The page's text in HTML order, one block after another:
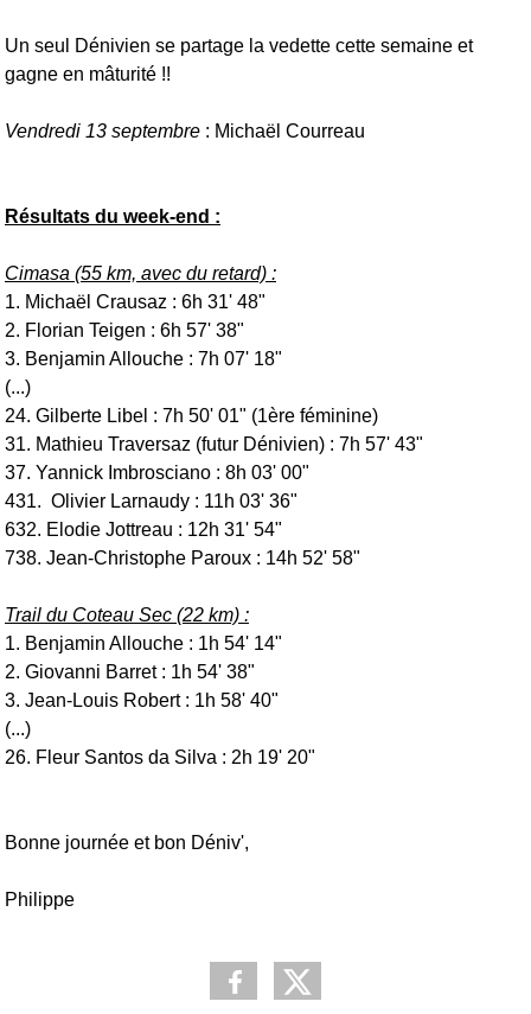
Un seul Dénivien se partage la vedette cette semaine et
gagne en mâturité !!
Vendredi 13 septembre : Michaël Courreau
Résultats du week-end :
Cimasa (55 km, avec du retard) :
1. Michaël Crausaz : 6h 31' 48"
2. Florian Teigen : 6h 57' 38"
3. Benjamin Allouche : 7h 07' 18"
(...)
24. Gilberte Libel : 7h 50' 01" (1ère féminine)
31. Mathieu Traversaz (futur Dénivien) : 7h 57' 43"
37. Yannick Imbrosciano : 8h 03' 00"
431. Olivier Larnaudy : 11h 03' 36"
632. Elodie Jottreau : 12h 31' 54"
738. Jean-Christophe Paroux : 14h 52' 58"
Trail du Coteau Sec (22 km) :
1. Benjamin Allouche : 1h 54' 14"
2. Giovanni Barret : 1h 54' 38"
3. Jean-Louis Robert : 1h 58' 40"
(...)
26. Fleur Santos da Silva : 2h 19' 20"
Bonne journée et bon Déniv',
Philippe